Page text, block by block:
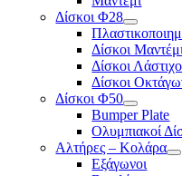
Δίσκοι Φ28
Δίσκοι
Δίσκοι Λάστιχο
Δίσκοι
Δίσκοι Φ50
Bumper Plate
Ολυμπιακοί
Αλτήρες – Κολάρα
Εξάγωνοι